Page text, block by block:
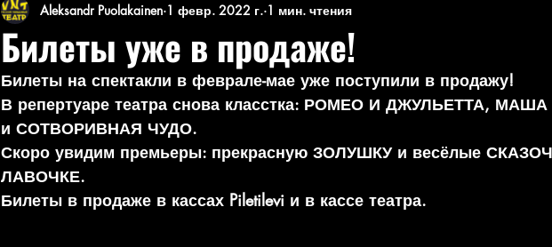
Билеты уже в продаже!
Aleksandr Puolakainen 1 февр. 2022 г. 1 мин. чтения
Билеты на спектакли в феврале-мае уже поступили в продажу!
В репертуаре театра снова класстка: РОМЕО И ДЖУЛЬЕТТА,
и СОТВОРИВНАЯ ЧУДО.
Скоро увидим премьеры: прекрасную ЗОЛУШКУ и весёлые
ЛАВОЧКЕ.
Билеты в продаже в кассах Piletilevi и в кассе театра.